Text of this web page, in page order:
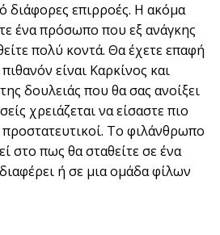
διάφορες επιρροές. Η ακόμα
ένα πρόσωπο που εξ ανάγκης
πολύ κοντά. Θα έχετε επαφή
είναι Καρκίνος και
δουλειάς που θα σας ανοίξει
χρειάζεται να είσαστε πιο
προστατευτικοί. Το φιλάνθρωπο
στο πως θα σταθείτε σε ένα
ή σε μια ομάδα φίλων